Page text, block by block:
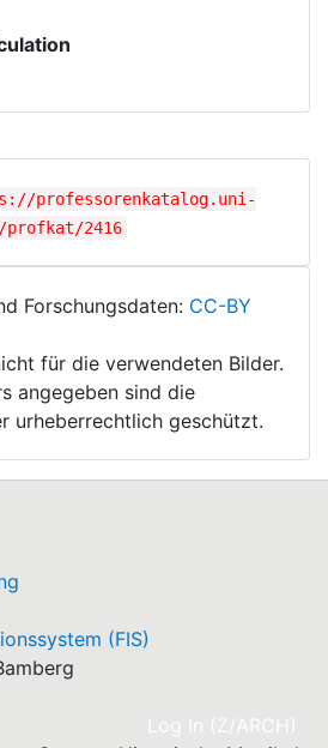
professorenkatalog.uni-
profkat/2416
Forschungsdaten: CC-BY
für die verwendeten Bilder.
angegeben sind die
urheberrechtlich geschützt.
(FIS)
Log In (Z/ARCH)